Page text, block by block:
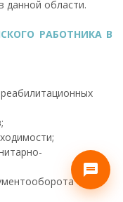
данной области.
РАБОТНИКА В